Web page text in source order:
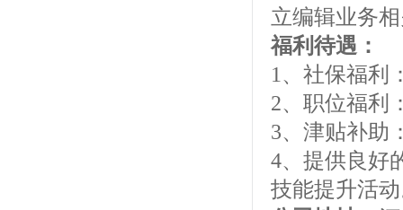
立编辑业务
福利待遇：
1、社保福利
2、职位福利
3、津贴补助
4、提供良好
技能提升活